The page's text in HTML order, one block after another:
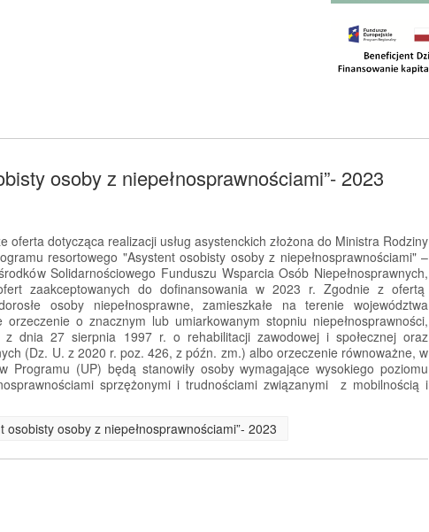
osoby z niepełnosprawnościami”- 2023
oferta dotycząca realizacji usług asystenckich złożona do Ministra Rodziny
resortowego "Asystent osobisty osoby z niepełnosprawnościami" –
Solidarnościowego Funduszu Wsparcia Osób Niepełnosprawnych,
zaakceptowanych do dofinansowania w 2023 r. Zgodnie z ofertą
osoby niepełnosprawne, zamieszkałe na terenie województwa
orzeczenie o znacznym lub umiarkowanym stopniu niepełnosprawności,
z dnia 27 sierpnia 1997 r. o rehabilitacji zawodowej i społecznej oraz
(Dz. U. z 2020 r. poz. 426, z późn. zm.) albo orzeczenie równoważne, w
Programu (UP) będą stanowiły osoby wymagające wysokiego poziomu
sprzężonymi i trudnościami związanymi z mobilnością i
osobisty osoby z niepełnosprawnościami”- 2023